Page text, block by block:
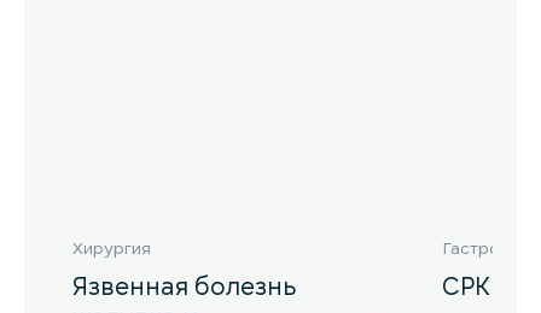
Хирургия
Язвенная болезнь
СРК